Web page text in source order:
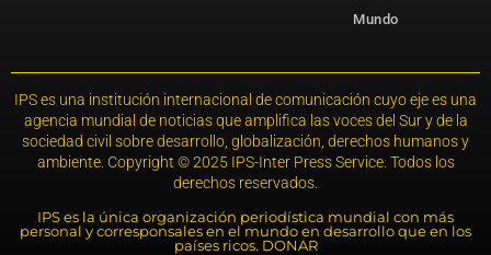
Mundo
IPS es una institución internacional de comunicación cuyo eje es una
agencia mundial de noticias que amplifica las voces del Sur y de la
sociedad civil sobre desarrollo, globalización, derechos humanos y
ambiente. Copyright © 2025 IPS-Inter Press Service. Todos los
derechos reservados.
IPS es la única organización periodística mundial con más
personal y corresponsales en el mundo en desarrollo que en los
países ricos. DONAR